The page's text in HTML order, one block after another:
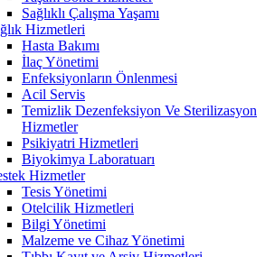
Sağlıklı Çalışma Yaşamı
Hizmetleri
Hasta Bakımı
İlaç Yönetimi
Enfeksiyonların Önlenmesi
Acil Servis
Temizlik Dezenfeksiyon Ve Sterilizasyon
Hizmetler
Psikiyatri Hizmetleri
Biyokimya Laboratuarı
Hizmetler
Tesis Yönetimi
Otelcilik Hizmetleri
Bilgi Yönetimi
Malzeme ve Cihaz Yönetimi